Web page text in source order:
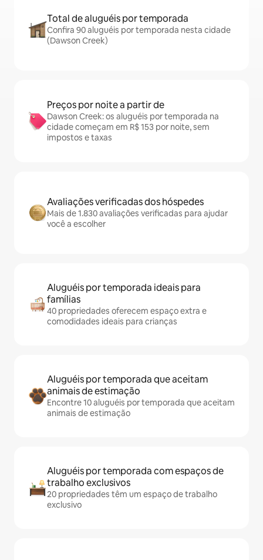
Total de aluguéis por temporada
Confira 90 aluguéis por temporada nesta cidade
(Dawson Creek)
Preços por noite a partir de
Dawson Creek: os aluguéis por temporada na
cidade começam em R$ 153 por noite, sem
impostos e taxas
Avaliações verificadas dos hóspedes
Mais de 1.830 avaliações verificadas para ajudar
você a escolher
Aluguéis por temporada ideais para
famílias
40 propriedades oferecem espaço extra e
comodidades ideais para crianças
Aluguéis por temporada que aceitam
animais de estimação
Encontre 10 aluguéis por temporada que aceitam
animais de estimação
Aluguéis por temporada com espaços de
trabalho exclusivos
20 propriedades têm um espaço de trabalho
exclusivo